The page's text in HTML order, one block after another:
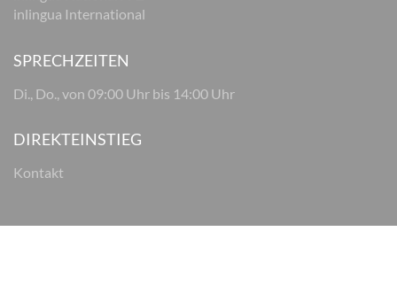
inlingua International
SPRECHZEITEN
Di., Do., von 09:00 Uhr bis 14:00 Uhr
DIREKTEINSTIEG
Kontakt